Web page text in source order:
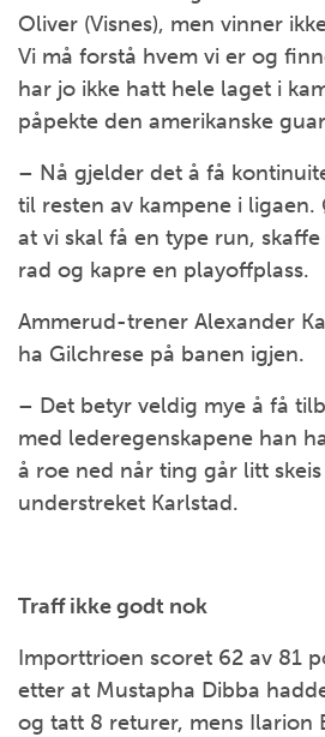
Oliver (Visnes), men vinner
Vi må forstå hvem vi er og
har jo ikke hatt hele laget i
påpekte den amerikanske
– Nå gjelder det å få
til resten av kampene i
at vi skal få en type run,
rad og kapre en playoffplass.
Ammerud-trener Alexander
ha Gilchrese på banen igjen.
– Det betyr veldig mye å få
med lederegenskapene han
å roe ned når ting går litt
understreket Karlstad.
Traff ikke godt nok
Importtrioen scoret 62 av 81
etter at Mustapha Dibba
og tatt 8 returer, mens Ilarion